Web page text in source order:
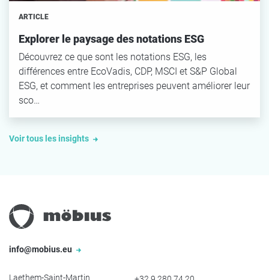
ARTICLE
Explorer le paysage des notations ESG
Découvrez ce que sont les notations ESG, les
différences entre EcoVadis, CDP, MSCI et S&P Global
ESG, et comment les entreprises peuvent améliorer leur
sco…
Voir tous les insights
info@mobius.eu
Laethem-Saint-Martin